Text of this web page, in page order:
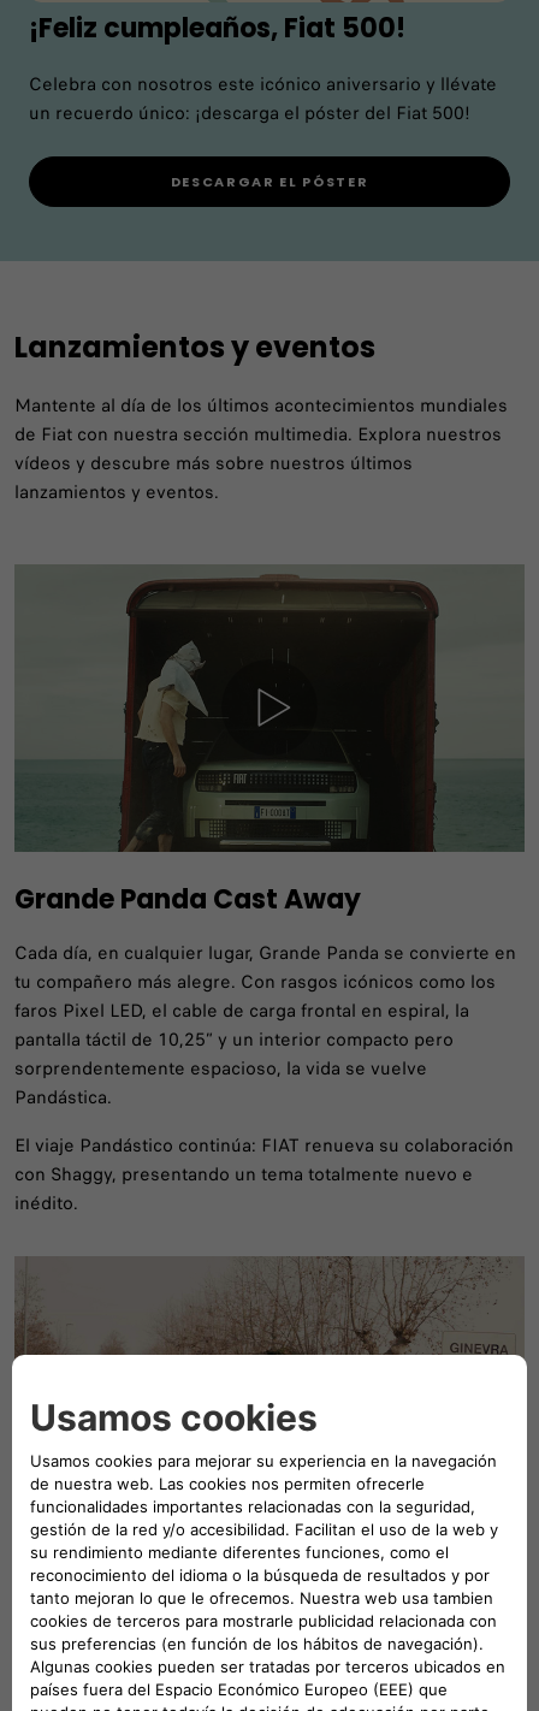
¡Feliz cumpleaños, Fiat 500!
Celebra con nosotros este icónico aniversario y llévate
un recuerdo único: ¡descarga el póster del Fiat 500!
DESCARGAR EL PÓSTER
Lanzamientos y eventos
Mantente al día de los últimos acontecimientos mundiales
de Fiat con nuestra sección multimedia. Explora nuestros
vídeos y descubre más sobre nuestros últimos
lanzamientos y eventos.
Grande Panda Cast Away
Cada día, en cualquier lugar, Grande Panda se convierte en
tu compañero más alegre. Con rasgos icónicos como los
faros Pixel LED, el cable de carga frontal en espiral, la
pantalla táctil de 10,25” y un interior compacto pero
sorprendentemente espacioso, la vida se vuelve
Pandástica.
El viaje Pandástico continúa: FIAT renueva su colaboración
con Shaggy, presentando un tema totalmente nuevo e
inédito.
Descubre el futuro de Fiat junto a
Olivier Francois, desde Ginevra, Italia
El amor es el motor de todo, y el amor por Italia es el motor